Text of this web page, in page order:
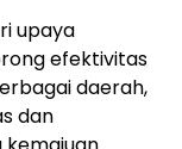
upaya
efektivitas
daerah,
dan